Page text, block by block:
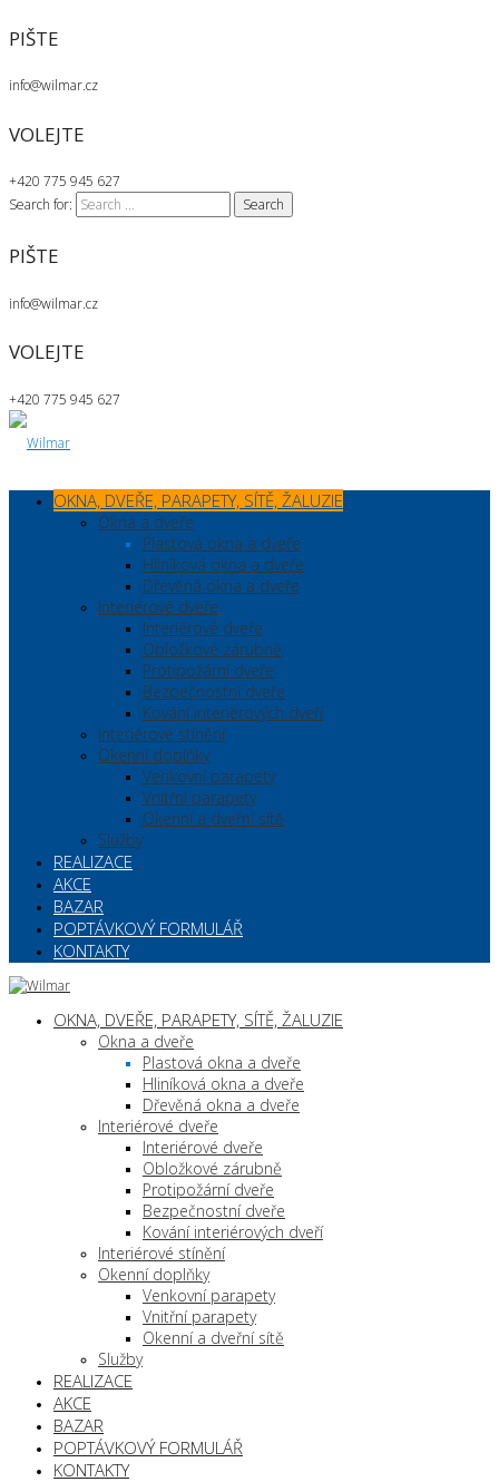
PIŠTE
info@wilmar.cz
VOLEJTE
+420 775 945 627
Search for:
PIŠTE
info@wilmar.cz
VOLEJTE
+420 775 945 627
OKNA, DVEŘE, PARAPETY, SÍTĚ, ŽALUZIE
Okna a dveře
Plastová okna a dveře
Hliníková okna a dveře
Dřevěná okna a dveře
Interiérové dveře
Interiérové dveře
Obložkové zárubně
Protipožární dveře
Bezpečnostní dveře
Kování interiérových dveří
Interiérové stínění
Okenní doplňky
Venkovní parapety
Vnitřní parapety
Okenní a dveřní sítě
Služby
REALIZACE
AKCE
BAZAR
POPTÁVKOVÝ FORMULÁŘ
KONTAKTY
OKNA, DVEŘE, PARAPETY, SÍTĚ, ŽALUZIE
Okna a dveře
Plastová okna a dveře
Hliníková okna a dveře
Dřevěná okna a dveře
Interiérové dveře
Interiérové dveře
Obložkové zárubně
Protipožární dveře
Bezpečnostní dveře
Kování interiérových dveří
Interiérové stínění
Okenní doplňky
Venkovní parapety
Vnitřní parapety
Okenní a dveřní sítě
Služby
REALIZACE
AKCE
BAZAR
POPTÁVKOVÝ FORMULÁŘ
KONTAKTY